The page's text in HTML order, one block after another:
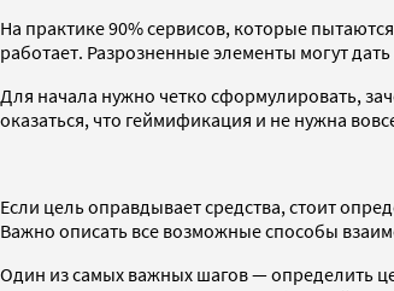
На практике 90% сервисов, которые
работает. Разрозненные элементы могут
Для начала нужно четко сформулировать,
оказаться, что геймификация и не нужна
Если цель оправдывает средства, стоит
Важно описать все возможные способы
Один из самых важных шагов — определить